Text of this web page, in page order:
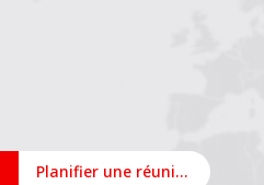
Planifier une réunion en ligne